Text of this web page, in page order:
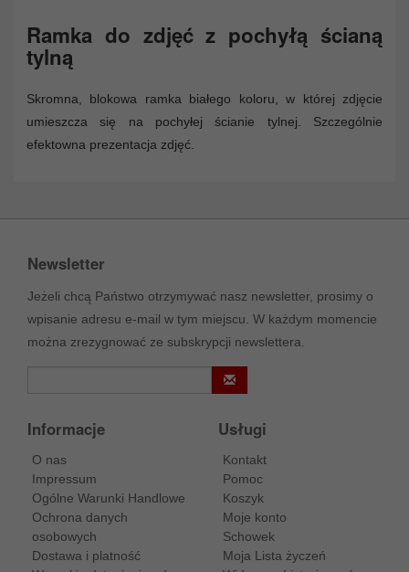
Ramka do zdjęć z pochyłą ścianą
tylną
Skromna, blokowa ramka białego koloru, w której zdjęcie
umieszcza się na pochyłej ścianie tylnej. Szczególnie
efektowna prezentacja zdjęć.
Newsletter
Jeżeli chcą Państwo otrzymywać nasz newsletter, prosimy o
wpisanie adresu e-mail w tym miejscu. W każdym momencie
można zrezygnować ze subskrypcji newslettera.
Informacje
O nas
Impressum
Ogólne Warunki Handlowe
Ochrona danych
osobowych
Dostawa i platność
Usługi
Kontakt
Pomoc
Koszyk
Moje konto
Schowek
Moja Lista życzeń